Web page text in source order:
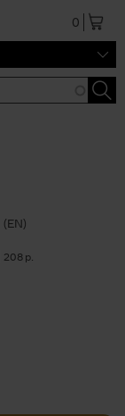
0
(EN)
208